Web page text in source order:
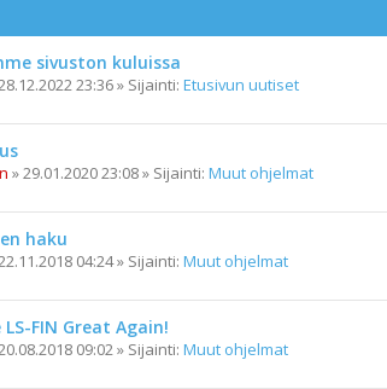
sivuston kuluissa
23:36» Sijainti: Etusivun uutiset
»29.01.2020 23:08» Sijainti: Muut ohjelmat
haku
04:24» Sijainti: Muut ohjelmat
FIN Great Again!
09:02» Sijainti: Muut ohjelmat